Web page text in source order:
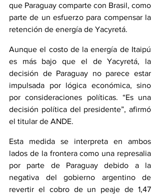
que Paraguay comparte con Brasil, como
parte de un esfuerzo para compensar la
retención de energía de Yacyretá.
Aunque el costo de la energía de Itaipú
es más bajo que el de Yacyretá, la
decisión de Paraguay no parece estar
impulsada por lógica económica, sino
por consideraciones políticas. “Es una
decisión política del presidente”, afirmó
el titular de ANDE.
Esta medida se interpreta en ambos
lados de la frontera como una represalia
por parte de Paraguay debido a la
negativa del gobierno argentino de
revertir el cobro de un peaje de 1,47